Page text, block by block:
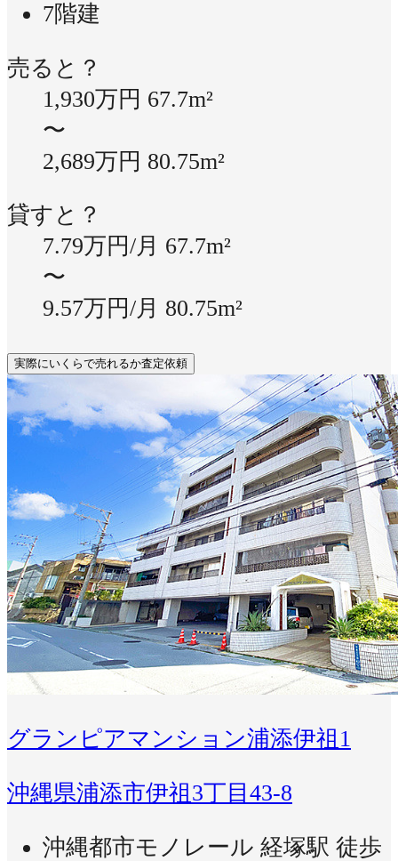
7階建
売ると？
1,930万円 67.7m²
〜
2,689万円 80.75m²
貸すと？
7.79万円/月 67.7m²
〜
9.57万円/月 80.75m²
実際にいくらで売れるか査定依頼
グランピアマンション浦添伊祖1
沖縄県浦添市伊祖3丁目43-8
沖縄都市モノレール 経塚駅 徒歩